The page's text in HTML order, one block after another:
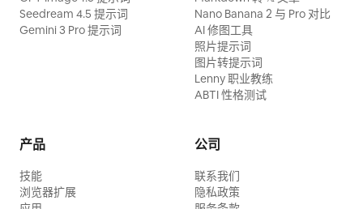
Seedream 4.5 提示词
Gemini 3 Pro 提示词
Nano Banana 2 与 Pro 对比
AI 修图工具
照片提示词
图片转提示词
Lenny 职业教练
ABTI 性格测试
产品
技能
浏览器扩展
公司
联系我们
隐私政策